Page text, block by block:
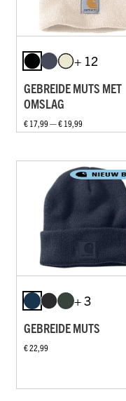
+ 12
GEBREIDE MUTS MET
OMSLAG
€ 17,99 — € 19,99
+ 3
GEBREIDE MUTS
€ 22,99